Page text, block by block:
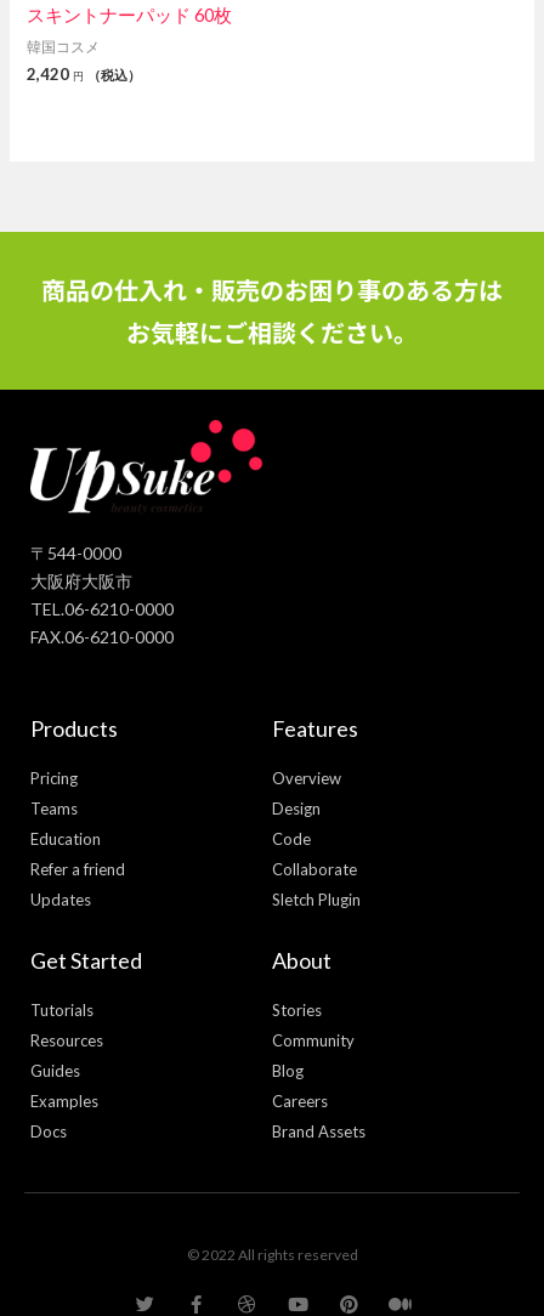
スキントナーパッド 60枚
韓国コスメ
2,420 円 （税込）
商品の仕入れ・販売のお困り事のある方は
お気軽にご相談ください。
〒544-0000
大阪府大阪市
TEL.06-6210-0000
FAX.06-6210-0000
Products
Pricing
Teams
Education
Refer a friend
Updates
Features
Overview
Design
Code
Collaborate
Sletch Plugin
Get Started
Tutorials
Resources
Guides
Examples
Docs
About
Stories
Community
Blog
Careers
Brand Assets
© 2022 All rights reserved
w
a
r
o
i
e